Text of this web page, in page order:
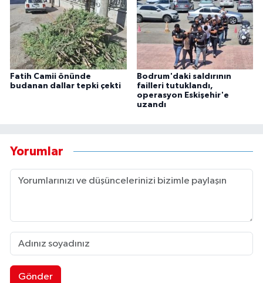
Fatih Camii önünde
budanan dallar tepki çekti
Bodrum'daki saldırının
failleri tutuklandı,
operasyon Eskişehir'e
uzandı
Yorumlar
Gönder